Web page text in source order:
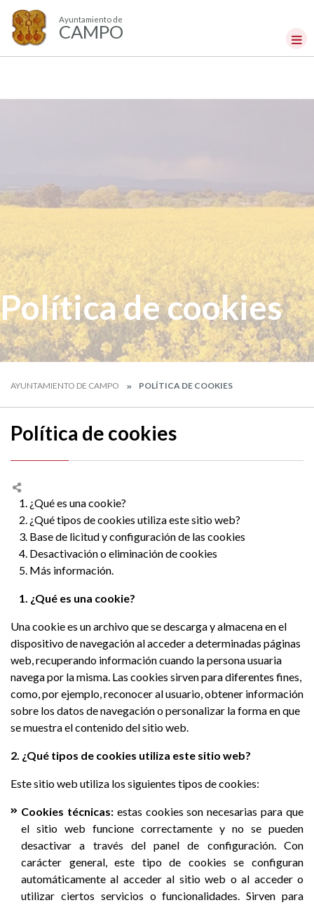
Ayuntamiento de
CAMPO
Política de cookies
AYUNTAMIENTO DE CAMPO POLÍTICA DE COOKIES
Política de cookies
1. ¿Qué es una cookie?
2. ¿Qué tipos de cookies utiliza este sitio web?
3. Base de licitud y configuración de las cookies
4. Desactivación o eliminación de cookies
5. Más información.
1. ¿Qué es una cookie?
Una cookie es un archivo que se descarga y almacena en el
dispositivo de navegación al acceder a determinadas páginas
web, recuperando información cuando la persona usuaria
navega por la misma. Las cookies sirven para diferentes fines,
como, por ejemplo, reconocer al usuario, obtener información
sobre los datos de navegación o personalizar la forma en que
se muestra el contenido del sitio web.
2. ¿Qué tipos de cookies utiliza este sitio web?
Este sitio web utiliza los siguientes tipos de cookies:
Cookies técnicas:estas cookies son necesarias para que
el sitio web funcione correctamente y no se pueden
desactivar a través del panel de configuración. Con
carácter general, este tipo de cookies se configuran
automáticamente al acceder al sitio web o al acceder o
utilizar ciertos servicios o funcionalidades. Sirven para